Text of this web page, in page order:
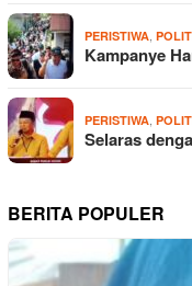
PERISTIWA
Kampanye
PERISTIWA
Selaras
BERITA POPULER